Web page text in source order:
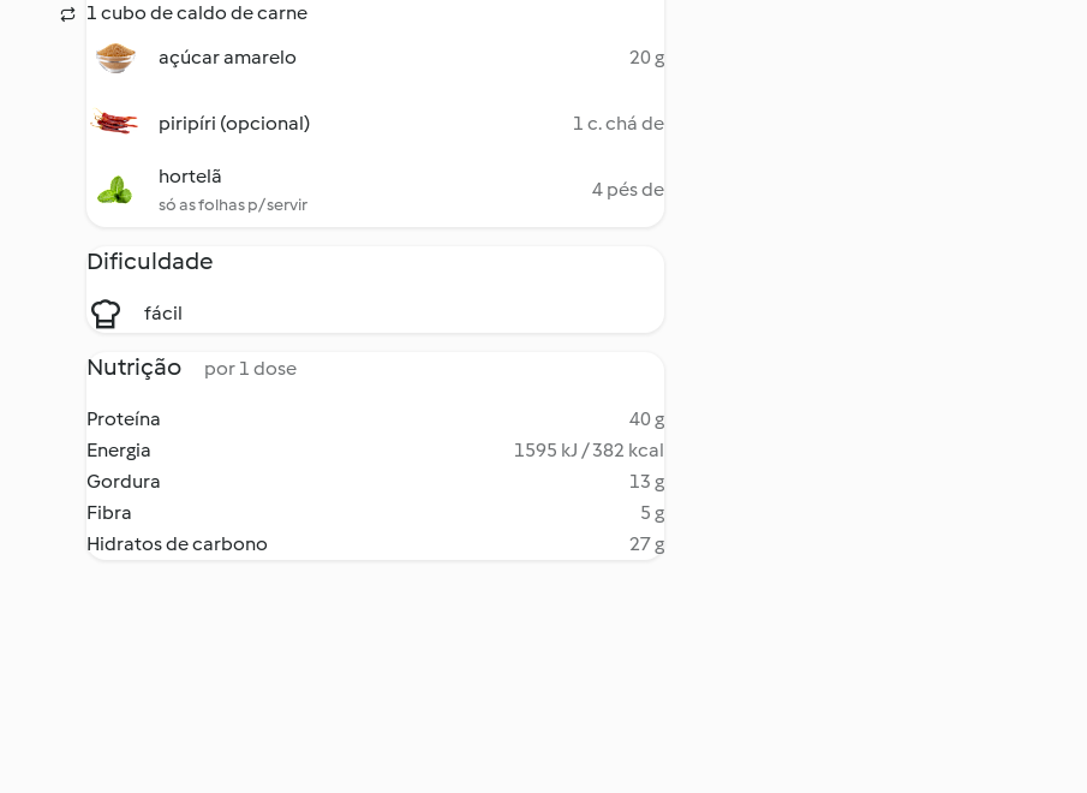
1 cubo de caldo de carne
açúcar amarelo
20 g
piripíri (opcional) 1 c. chá de
hortelã
só as folhas p/ servir
4 pés de
Dificuldade
fácil
Nutrição por 1 dose
Proteína
40 g
Energia
1595 kJ / 382 kcal
Gordura
13 g
Fibra
5 g
Hidratos de carbono
27 g